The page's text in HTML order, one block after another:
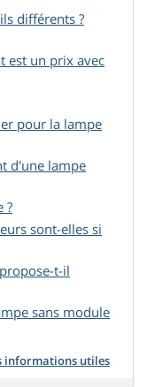
différents ?
est un prix avec
pour la lampe
d'une lampe
?
sont-elles si
t-il
sans module
informations utiles